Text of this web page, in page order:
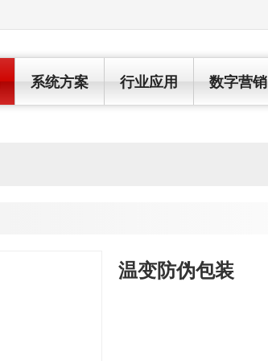
数字营销
行业应用
系统方案
温变防伪包装